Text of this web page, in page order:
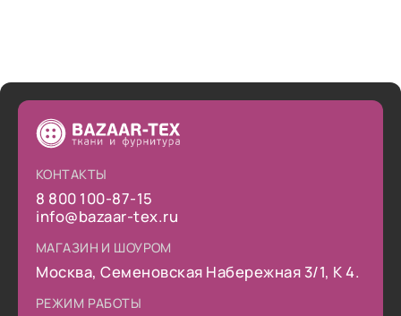
КОНТАКТЫ
8 800 100-87-15
info@bazaar-tex.ru
МАГАЗИН И ШОУРОМ
Москва, Семеновская Набережная 3/1, К 4.
РЕЖИМ РАБОТЫ